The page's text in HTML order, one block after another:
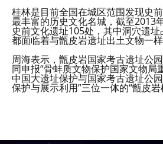
桂林是目前全国在城区范围发现史前
最丰富的历史文化名城，截至2013
史前文化遗址105处，其中洞穴遗
都面临着与甑皮岩遗址出土文物一样
周海表示，甑皮岩国家考古遗址公
同申报“骨蚌质文物保护国家文物局
中国大遗址保护与国家考古遗址公
保护与展示利用”三位一体的“甑皮岩